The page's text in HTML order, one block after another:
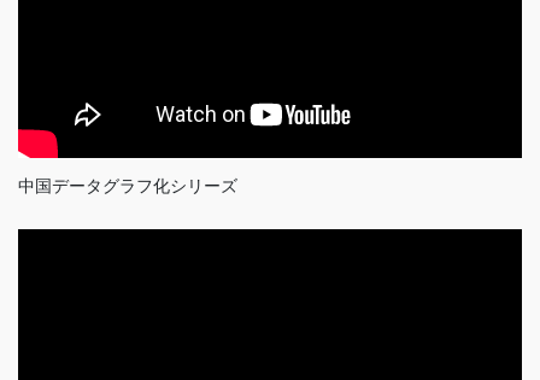
中国データグラフ化シリーズ